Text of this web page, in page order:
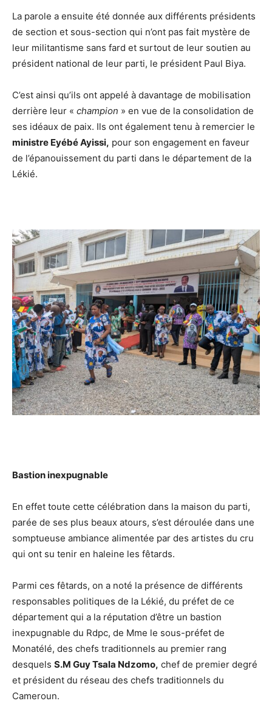
La parole a ensuite été donnée aux différents présidents
de section et sous-section qui n’ont pas fait mystère de
leur militantisme sans fard et surtout de leur soutien au
président national de leur parti, le président Paul Biya.
C’est ainsi qu’ils ont appelé à davantage de mobilisation
derrière leur « champion » en vue de la consolidation de
ses idéaux de paix. Ils ont également tenu à remercier le
ministre Eyébé Ayissi, pour son engagement en faveur
de l’épanouissement du parti dans le département de la
Lékié.
Bastion inexpugnable
En effet toute cette célébration dans la maison du parti,
parée de ses plus beaux atours, s’est déroulée dans une
somptueuse ambiance alimentée par des artistes du cru
qui ont su tenir en haleine les fêtards.
Parmi ces fêtards, on a noté la présence de différents
responsables politiques de la Lékié, du préfet de ce
département qui a la réputation d’être un bastion
inexpugnable du Rdpc, de Mme le sous-préfet de
Monatélé, des chefs traditionnels au premier rang
desquels S.M Guy Tsala Ndzomo, chef de premier degré
et président du réseau des chefs traditionnels du
Cameroun.